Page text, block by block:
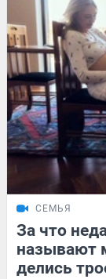
СЕМЬЯ
За что
называют
делись